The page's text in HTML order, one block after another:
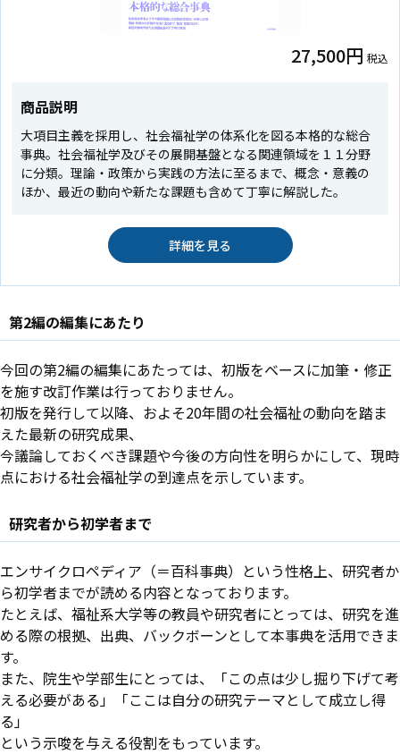
27,500円 税込
商品説明
大項目主義を採用し、社会福祉学の体系化を図る本格的な総合
事典。社会福祉学及びその展開基盤となる関連領域を１１分野
に分類。理論・政策から実践の方法に至るまで、概念・意義の
ほか、最近の動向や新たな課題も含めて丁寧に解説した。
詳細を見る
第2編の編集にあたり
今回の第2編の編集にあたっては、初版をベースに加筆・修正
を施す改訂作業は行っておりません。
初版を発行して以降、およそ20年間の社会福祉の動向を踏ま
えた最新の研究成果、
今議論しておくべき課題や今後の方向性を明らかにして、現時
点における社会福祉学の到達点を示しています。
研究者から初学者まで
エンサイクロペディア（＝百科事典）という性格上、研究者か
ら初学者までが読める内容となっております。
たとえば、福祉系大学等の教員や研究者にとっては、研究を進
める際の根拠、出典、バックボーンとして本事典を活用できま
す。
また、院生や学部生にとっては、「この点は少し掘り下げて考
える必要がある」「ここは自分の研究テーマとして成立し得
る」
という示唆を与える役割をもっています。